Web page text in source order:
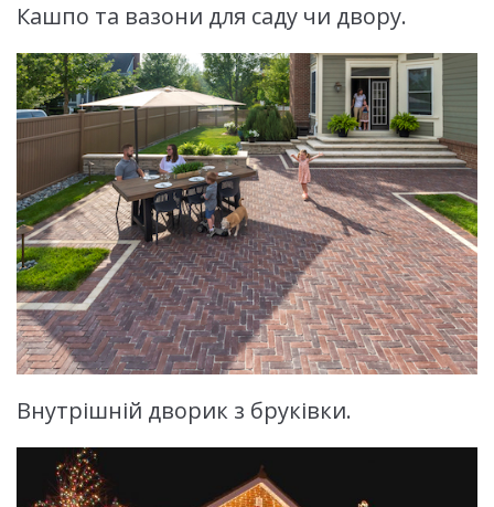
Кашпо та вазони для саду чи двору.
Внутрішній дворик з бруківки.